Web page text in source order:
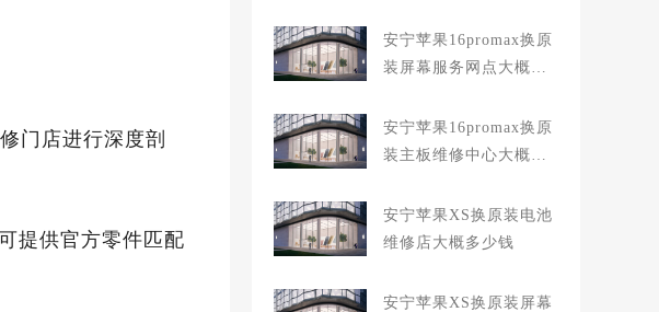
门店进行深度剖
提供官方零件匹配
安宁苹果16promax换原
装屏幕服务网点大概多
安宁苹果16promax换原
装主板维修中心大概多
安宁苹果XS换原装电池
维修店大概多少钱
安宁苹果XS换原装屏幕